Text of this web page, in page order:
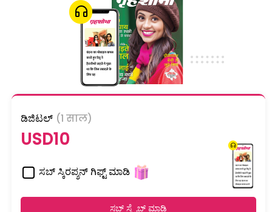
ಡಿಜಿಟಲ್ (1 साल)
USD10
ಸಬ್ ಸ್ಕಿರಪ್ಶನ್ ಗಿಫ್ಟ್ ಮಾಡಿ
ಸಬ್ ಸ್ಕ್ರೈಬ್ ಮಾಡಿ